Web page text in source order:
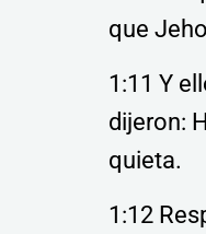
que
1:11 Y
dijeron:
quieta.
1:12